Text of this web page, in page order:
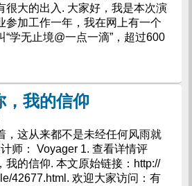
很大的出入. 大家好，我是本次演
参加工作一年，我在网上有一个
“学无止境@一点一滴”，超过600
，我的信仰
，这从来都不是未经任何风雨就
师： Voyager 1. 查看详情评
我的信仰. 本文原始链接：http://
42677.html. 欢迎大家访问：有